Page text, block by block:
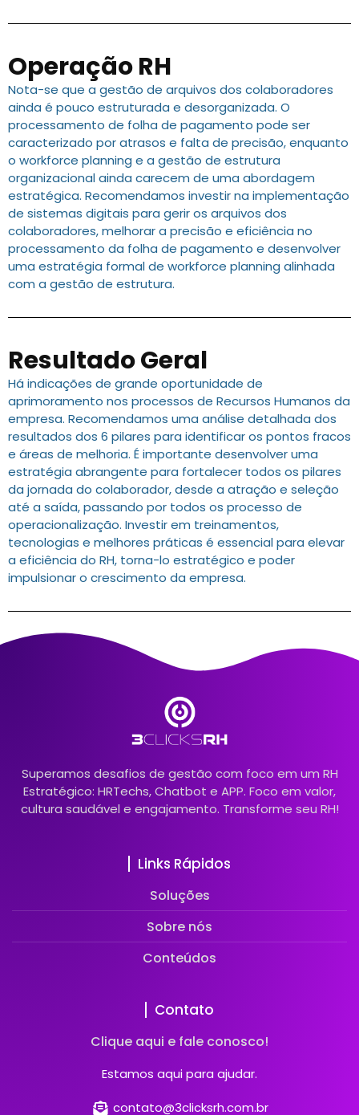
Operação RH
Nota-se que a gestão de arquivos dos colaboradores
ainda é pouco estruturada e desorganizada. O
processamento de folha de pagamento pode ser
caracterizado por atrasos e falta de precisão, enquanto
o workforce planning e a gestão de estrutura
organizacional ainda carecem de uma abordagem
estratégica. Recomendamos investir na implementação
de sistemas digitais para gerir os arquivos dos
colaboradores, melhorar a precisão e eficiência no
processamento da folha de pagamento e desenvolver
uma estratégia formal de workforce planning alinhada
com a gestão de estrutura.
Resultado Geral
Há indicações de grande oportunidade de
aprimoramento nos processos de Recursos Humanos da
empresa. Recomendamos uma análise detalhada dos
resultados dos 6 pilares para identificar os pontos fracos
e áreas de melhoria. É importante desenvolver uma
estratégia abrangente para fortalecer todos os pilares
da jornada do colaborador, desde a atração e seleção
até a saída, passando por todos os processo de
operacionalização. Investir em treinamentos,
tecnologias e melhores práticas é essencial para elevar
a eficiência do RH, torna-lo estratégico e poder
impulsionar o crescimento da empresa.
Superamos desafios de gestão com foco em um RH
Estratégico: HRTechs, Chatbot e APP. Foco em valor,
cultura saudável e engajamento. Transforme seu RH!
Links Rápidos
Soluções
Sobre nós
Conteúdos
Contato
Clique aqui e fale conosco!
Estamos aqui para ajudar.
contato@3clicksrh.com.br